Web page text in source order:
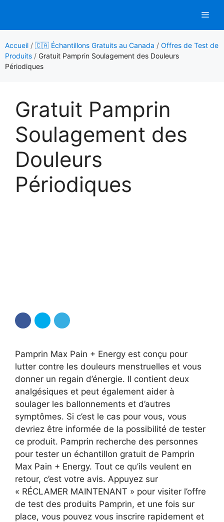
contenu
Accueil / 🇨🇦 Échantillons Gratuits au Canada / Offres de Test de
Produits / Gratuit Pamprin Soulagement des Douleurs
Périodiques
Gratuit Pamprin
Soulagement des
Douleurs
Périodiques
Pamprin Max Pain + Energy est conçu pour
lutter contre les douleurs menstruelles et vous
donner un regain d’énergie. Il contient deux
analgésiques et peut également aider à
soulager les ballonnements et d’autres
symptômes. Si c’est le cas pour vous, vous
devriez être informée de la possibilité de tester
ce produit. Pamprin recherche des personnes
pour tester un échantillon gratuit de Pamprin
Max Pain + Energy. Tout ce qu’ils veulent en
retour, c’est votre avis. Appuyez sur
« RÉCLAMER MAINTENANT » pour visiter l’offre
de test des produits Pamprin, et une fois sur
place, vous pouvez vous inscrire rapidement et